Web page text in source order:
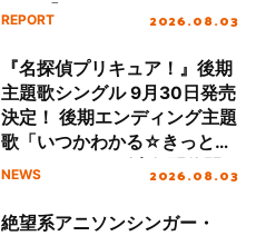
Final「NICE to meet YOU
ート!!
REPORT 2026.08.03
『名探偵プリキュア！』後期
主題歌シングル 9月30日発売
決定！ 後期エンディング主題
歌「いつかわかる☆きっとあ
える」TVサイズ先行配信開
NEWS 2026.08.03
絶望系アニソンシンガー・